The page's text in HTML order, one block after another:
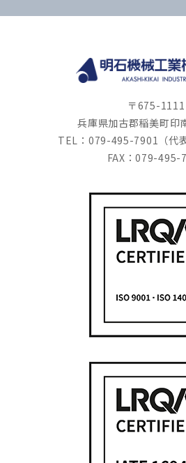
〒675-1111
兵庫県加古郡稲美町印
TEL：079-495-7901（代
FAX：079-495-